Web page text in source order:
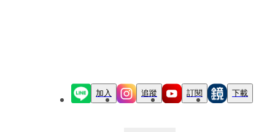
加入 追蹤 訂閱 下載